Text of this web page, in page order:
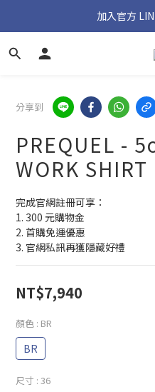
加入官方
加入官方
官網首購
分享到
PREQUEL -
WORK SHIRT
完成官網註冊可享：
1. 300 元購物金
2. 首購免運優惠
3. 官網私訊再獲隱藏好禮
NT$7,940
顏色 : BR
BR
尺寸 : 36